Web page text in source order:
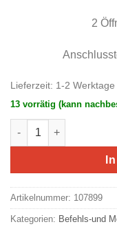
2
Lieferzeit: 1-2 Werktage
13 vorrätig (kann
Eaton/Moeller RMQ-
Artikelnummer: 107899
Kategorien: Befehls-und